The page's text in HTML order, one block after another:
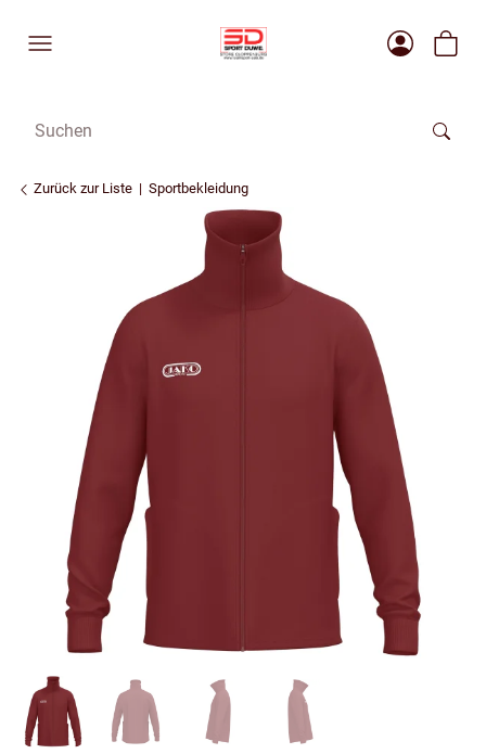
Zurück zur Liste Sportbekleidung